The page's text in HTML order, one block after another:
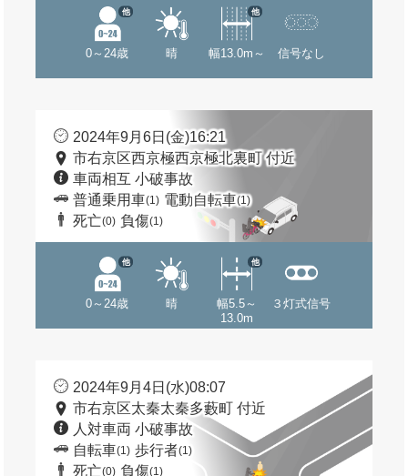
0～24歳
他
晴 幅13.0m～
他
信号なし
2024年9月6日(金)16:21
市右京区西京極西京極北裏町 付近
車両相互 小破事故
普通乗用車(1) 電動自転車(1)
死亡(0) 負傷(1)
0～24歳
他
晴
幅5.5～
13.0m
他
３灯式信号
2024年9月4日(水)08:07
市右京区太秦太秦多藪町 付近
人対車両 小破事故
自転車(1) 歩行者(1)
死亡(0) 負傷(1)